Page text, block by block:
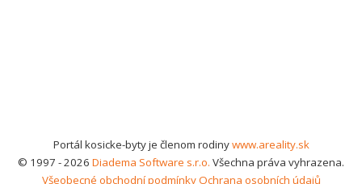
Portál kosicke-byty je členom rodinywww.areality.sk
© 1997 - 2026 Diadema Software s.r.o. Všechna práva vyhrazena.
Všeobecné obchodní podmínkyOchrana osobních údajů